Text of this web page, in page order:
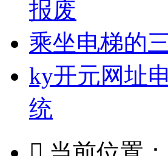
报废
乘坐电梯的
ky开元网址
统